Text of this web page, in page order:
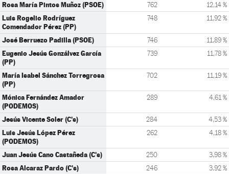
Rosa María Pintos Muñoz (PSOE) 762 12,14 %
Luis Rogelio Rodríguez
Comendador Pérez (PP)
748 11,92 %
José Berruezo Padilla (PSOE) 746 11,89 %
Eugenio Jesús Gonzálvez García
(PP)
739 11,78 %
María Isabel Sánchez Torregrosa
(PP)
702 11,19 %
Mónica Fernández Amador
(PODEMOS)
289 4,61 %
Jesús Vicente Soler (C's) 284 4,53 %
Luis Jesús López Pérez
(PODEMOS)
262 4,18 %
Juan Jesús Cano Castañeda (C's) 250 3,98 %
Rosa Alcaraz Pardo (C's) 246 3,92 %